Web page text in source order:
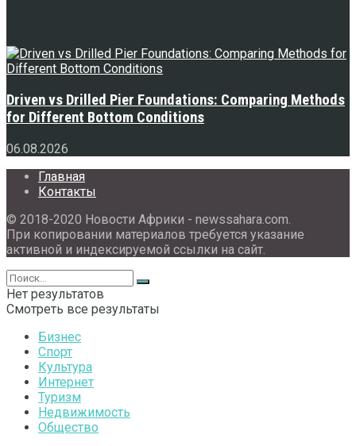
Driven vs Drilled Pier Foundations: Comparing Methods
for Different Bottom Conditions
06.08.2026
Главная
Контакты
© 2018-2020 Новости Африки - newssahara.com.
При копировании материалов требуется указание
активной и индексируемой ссылки на сайт.
Нет результатов
Смотреть все результаты
Бизнес
Спорт
Культура
Интернет
Туризм
Недвижимость
Общество